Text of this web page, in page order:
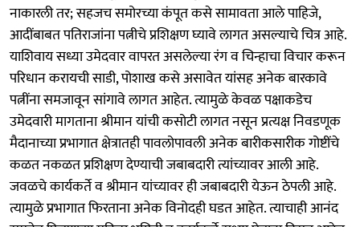
नाकारली तर; सहजच समोरच्या कंपूत कसे सामावता आले पाहिजे,
आदींबाबत पतिराजांना पत्नीचे प्रशिक्षण घ्यावे लागत असल्याचे चित्र आहे.
याशिवाय सध्या उमेदवार वापरत असलेल्या रंग व चिन्हाचा विचार करून
परिधान करायची साडी, पोशाख कसे असावेत यांसह अनेक बारकावे
पत्नींना समजावून सांगावे लागत आहेत. त्यामुळे केवळ पक्षाकडेच
उमेदवारी मागताना श्रीमान यांची कसोटी लागत नसून प्रत्यक्ष निवडणूक
मैदानाच्या प्रभागात क्षेत्रातही पावलोपावली अनेक बारीकसारीक गोष्टींचे
कळत नकळत प्रशिक्षण देण्याची जबाबदारी त्यांच्यावर आली आहे.
जवळचे कार्यकर्ते व श्रीमान यांच्यावर ही जबाबदारी येऊन ठेपली आहे.
त्यामुळे प्रभागात फिरताना अनेक विनोदही घडत आहेत. त्याचाही आनंद